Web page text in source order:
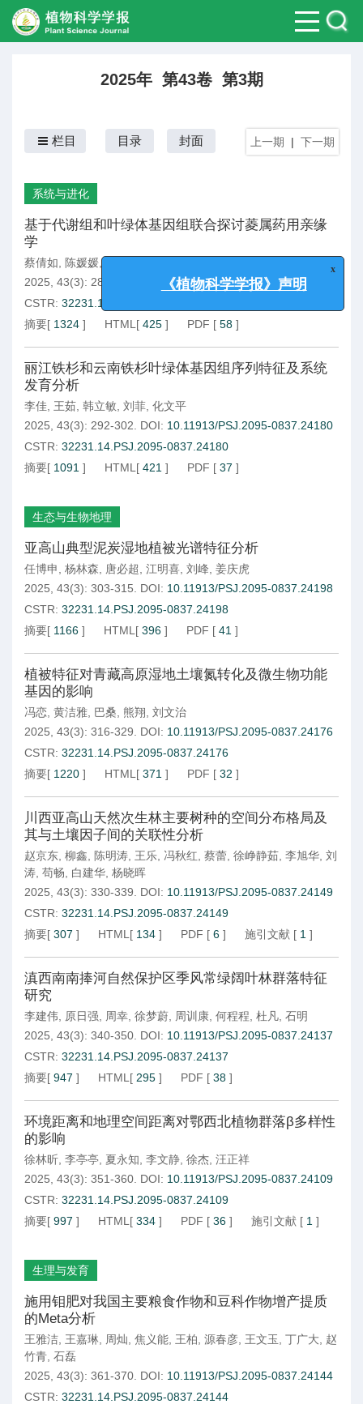
2025年 第43卷 第3期
上一期 | 下一期
栏目 目录 封面
系统与进化
基于代谢组和叶绿体基因组联合探讨菱属药用亲缘
学
蔡倩如 陈媛媛,
2025, 43(3): 283-291.
10.11913/PSJ.2095-0837.24122
CSTR: 32231.14.PSJ.2095-0837.24122
摘要[ 1324 ] HTML [ 425 ] PDF [ 58 ]
丽江铁杉和云南铁杉叶绿体基因组序列特征及系统
发育分析
李佳 王茹 韩立敏 刘菲 化文平
2025, 43(3): 292-302.
DOI: 10.11913/PSJ.2095-0837.24180
CSTR: 32231.14.PSJ.2095-0837.24180
摘要[ 1091 ] HTML [ 421 ] PDF [ 37 ]
生态与生物地理
亚高山典型泥炭湿地植被光谱特征分析
任博申 杨林森 唐必超 江明喜 刘峰 姜庆虎
2025, 43(3): 303-315.
DOI: 10.11913/PSJ.2095-0837.24198
CSTR: 32231.14.PSJ.2095-0837.24198
摘要[ 1166 ] HTML [ 396 ] PDF [ 41 ]
植被特征对青藏高原湿地土壤氮转化及微生物功能
基因的影响
冯恋 黄洁雅 巴桑 熊翔 刘文治
2025, 43(3): 316-329.
DOI: 10.11913/PSJ.2095-0837.24176
CSTR: 32231.14.PSJ.2095-0837.24176
摘要[ 1220 ] HTML [ 371 ] PDF [ 32 ]
川西亚高山天然次生林主要树种的空间分布格局及
其与土壤因子间的关联性分析
赵京东 柳鑫 陈明涛 王乐 冯秋红 蔡蕾 徐峥静茹 李旭华 刘
涛 苟畅 白建华 杨晓晖
2025, 43(3): 330-339.
DOI: 10.11913/PSJ.2095-0837.24149
CSTR: 32231.14.PSJ.2095-0837.24149
摘要[ 307 ] HTML [ 134 ] PDF [ 6 ] 施引文献 [ 1 ]
滇西南南捧河自然保护区季风常绿阔叶林群落特征
研究
李建伟 原日强 周幸 徐梦蔚 周训康 何程程 杜凡 石明
2025, 43(3): 340-350. DOI: 10.11913/PSJ.2095-0837.24137
CSTR: 32231.14.PSJ.2095-0837.24137
摘要[ 947 ] HTML [ 295 ] PDF [ 38 ]
环境距离和地理空间距离对鄂西北植物群落β多样性
的影响
徐林昕 李亭亭 夏永知 李文静 徐杰 汪正祥
2025, 43(3): 351-360. DOI: 10.11913/PSJ.2095-0837.24109
CSTR: 32231.14.PSJ.2095-0837.24109
摘要[ 997 ] HTML [ 334 ] PDF [ 36 ] 施引文献 [ 1 ]
生理与发育
施用钼肥对我国主要粮食作物和豆科作物增产提质
的Meta分析
王雅洁 王嘉琳 周灿 焦义能 王柏 源春彦 王文玉 丁广大
赵
竹青 石磊
2025, 43(3): 361-370. DOI: 10.11913/PSJ.2095-0837.24144
CSTR: 32231.14.PSJ.2095-0837.24144
x